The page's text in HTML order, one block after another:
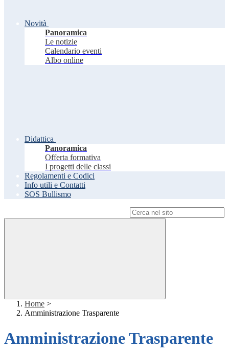
Novità
Panoramica
Le notizie
Calendario eventi
Albo online
Didattica
Panoramica
Offerta formativa
I progetti delle classi
Regolamenti e Codici
Info utili e Contatti
SOS Bullismo
Home >
Amministrazione Trasparente
Amministrazione Trasparente